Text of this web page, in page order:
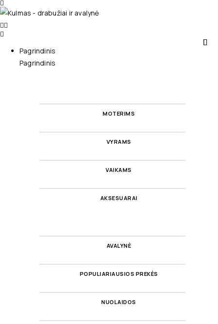
Pagrindinis
Pagrindinis
MOTERIMS
VYRAMS
VAIKAMS
AKSESUARAI
AVALYNĖ
POPULIARIAUSIOS PREKĖS
NUOLAIDOS